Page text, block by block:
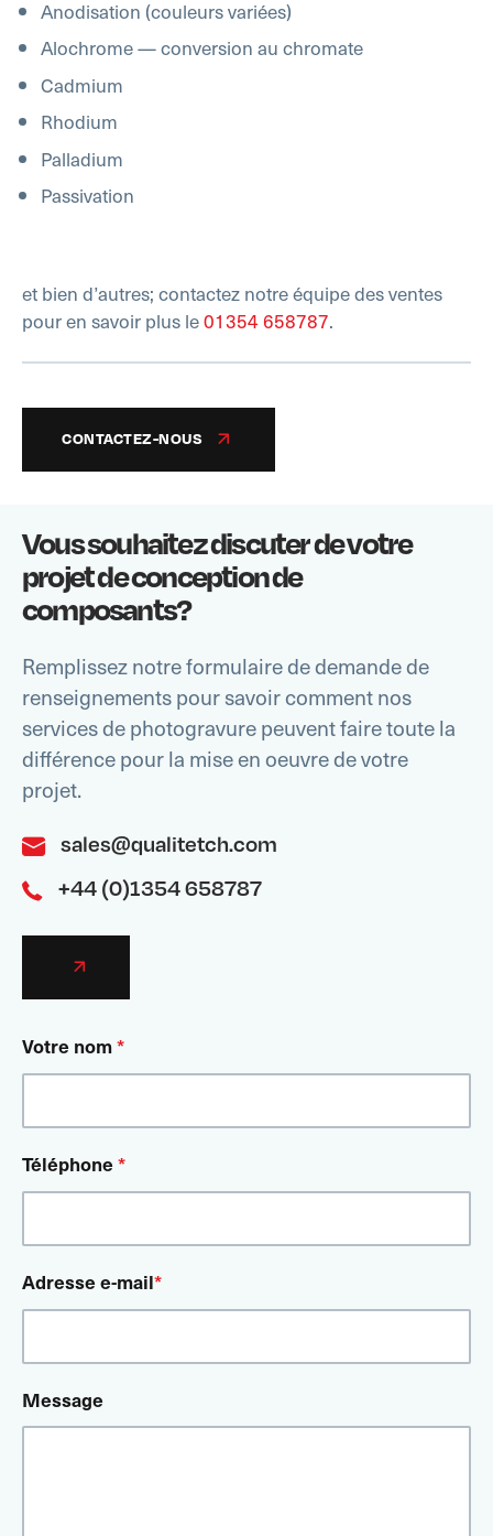
Anodisation (couleurs variées)
Alochrome — conversion au chromate
Cadmium
Rhodium
Palladium
Passivation
et bien d’autres; contactez notre équipe des ventes
pour en savoir plus le01354 658787.
CONTACTEZ-NOUS
Vous souhaitez discuter de votre
projet de conception de
composants?
Remplissez notre formulaire de demande de
renseignements pour savoir comment nos
services de photogravure peuvent faire toute la
différence pour la mise en oeuvre de votre
projet.
sales@qualitetch.com
+44 (0)1354 658787
Votre nom*
Téléphone*
Adresse e-mail*
Message